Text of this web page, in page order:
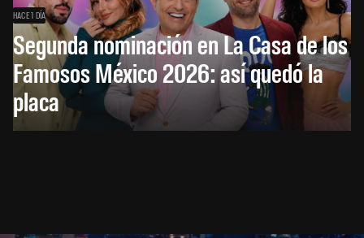
HACE 1 DÍA
Segunda nominación en La Casa de los
Famosos México 2026: así quedó la
placa